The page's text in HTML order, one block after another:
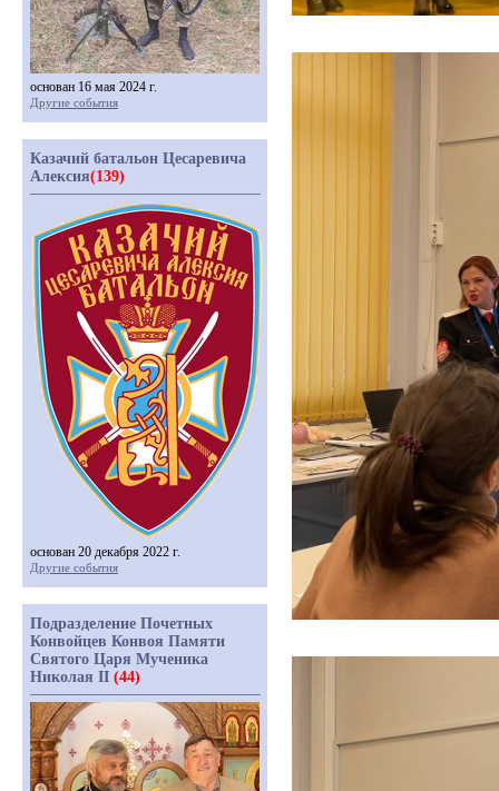
основан 16 мая 2024 г.
Другие события
Казачий батальон Цесаревича
Алексия(139)
основан 20 декабря 2022 г.
Другие события
Подразделение Почетных
Конвойцев Конвоя Памяти
Святого Царя Мученика
Николая II (44)